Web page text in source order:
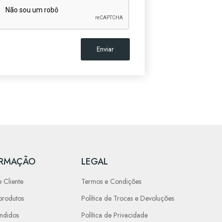
Cliente
LEGAL
Termos e Condições
Política de Trocas e Devoluções
Política de Privacidade